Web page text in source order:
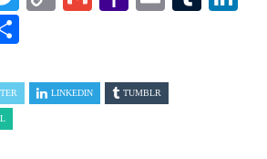
LINKEDIN TUMBLR